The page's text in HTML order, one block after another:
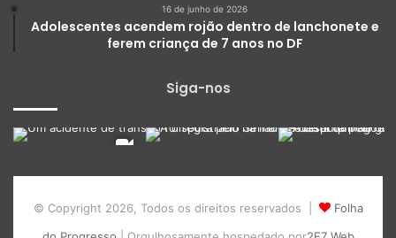
16 de junho de 2026
Adolescentes acendem rojão dentro de lanchonete e
ferem criança de 7 anos no DF
Siga-nos
© Copyright 2026, Todos os direitos reservados |
Folha